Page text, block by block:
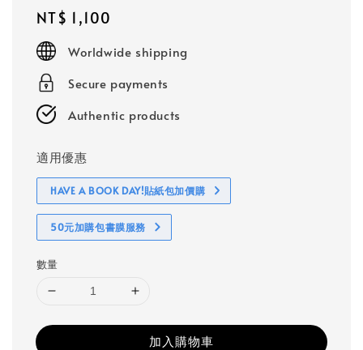
Regular
price
NT$ 1,100
Worldwide shipping
Secure payments
Authentic products
適用優惠
HAVE A BOOK DAY!貼紙包加價購
50元加購包書膜服務
數量
加入購物車